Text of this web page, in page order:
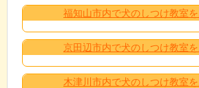
福知山市内で犬のしつけ教室
京田辺市内で犬のしつけ教室
木津川市内で犬のしつけ教室